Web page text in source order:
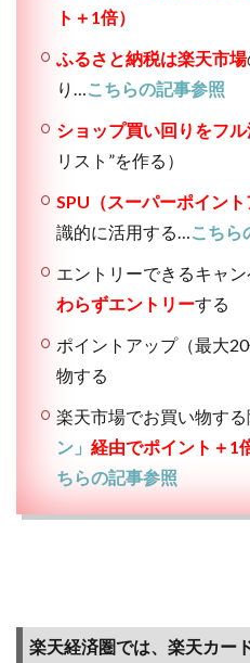
ト＋1倍）
ふるさと納税は楽天市場
り…
こちらの記事参照
ショップ買い回りをフ
リスト”を作る）
SPU（スーパーポイント
識的に活用する…
こちら
エントリーできるキャ
わらずエントリーする
ポイントアップ（最大
物する
楽天市場でお買い物する
ン」 経由でポイント＋1
ちらの記事参照
楽天経済圏では、楽天カー